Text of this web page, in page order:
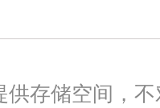
供存储空间，